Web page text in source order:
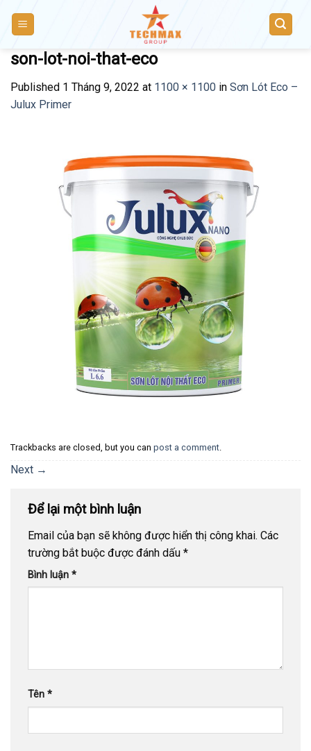
son-lot-noi-that-eco
Published 1 Tháng 9, 2022 at 1100 × 1100 in Sơn Lót Eco –
Julux Primer
Trackbacks are closed, but you can post a comment.
Next →
Để lại một bình luận
Email của bạn sẽ không được hiển thị công khai. Các
trường bắt buộc được đánh dấu *
Bình luận *
Tên *